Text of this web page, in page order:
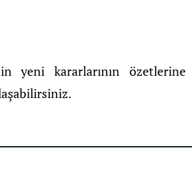
yeni kararlarının